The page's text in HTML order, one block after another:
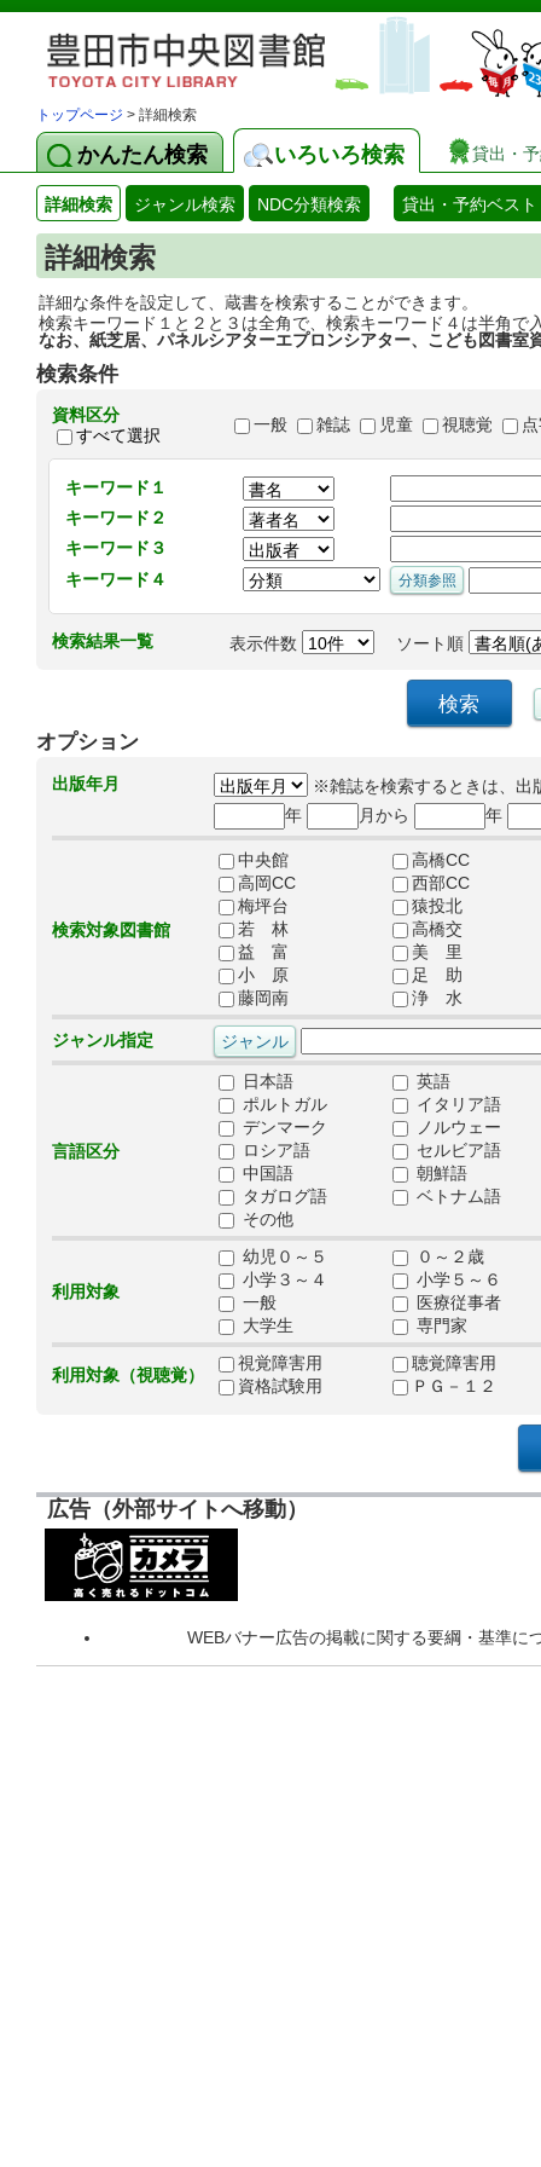
トップページ > 詳細検索
かんたん検索 いろいろ検索 貸出・
詳細検索 ジャンル検索 NDC分類検索 貸出・予約ベスト
詳細検索
詳細な条件を設定して、蔵書を検索することができます。
検索キーワード１と２と３は全角で、検索キーワード４は半角で
なお、紙芝居、パネルシアターエプロンシアター、こども図書室
検索条件
資料区分
すべて選択
一般 雑誌 児童 視聴覚
キーワード１
キーワード２
キーワード３
キーワード４
検索結果一覧 表示件数 ソート順
オプション
出版年月
※雑誌を検索するときは、出
年
月から 年
検索対象図書館
中央館
高橋CC
高岡CC
西部CC
梅坪台
猿投北
若 林
高橋交
益 富
美 里
小 原
足 助
藤岡南
浄 水
ジャンル指定
言語区分
日本語
英語
ポルトガル
イタリア語
デンマーク
ノルウェー
ロシア語
セルビア語
中国語
朝鮮語
タガログ語
ベトナム語
その他
利用対象
幼児０～５
０～２歳
小学３～４
小学５～６
一般
医療従事者
大学生
専門家
利用対象（視聴覚）
視覚障害用
聴覚障害用
資格試験用
ＰＧ－１２
広告（外部サイトへ移動）
WEBバナー広告の掲載に関する要綱・基準に